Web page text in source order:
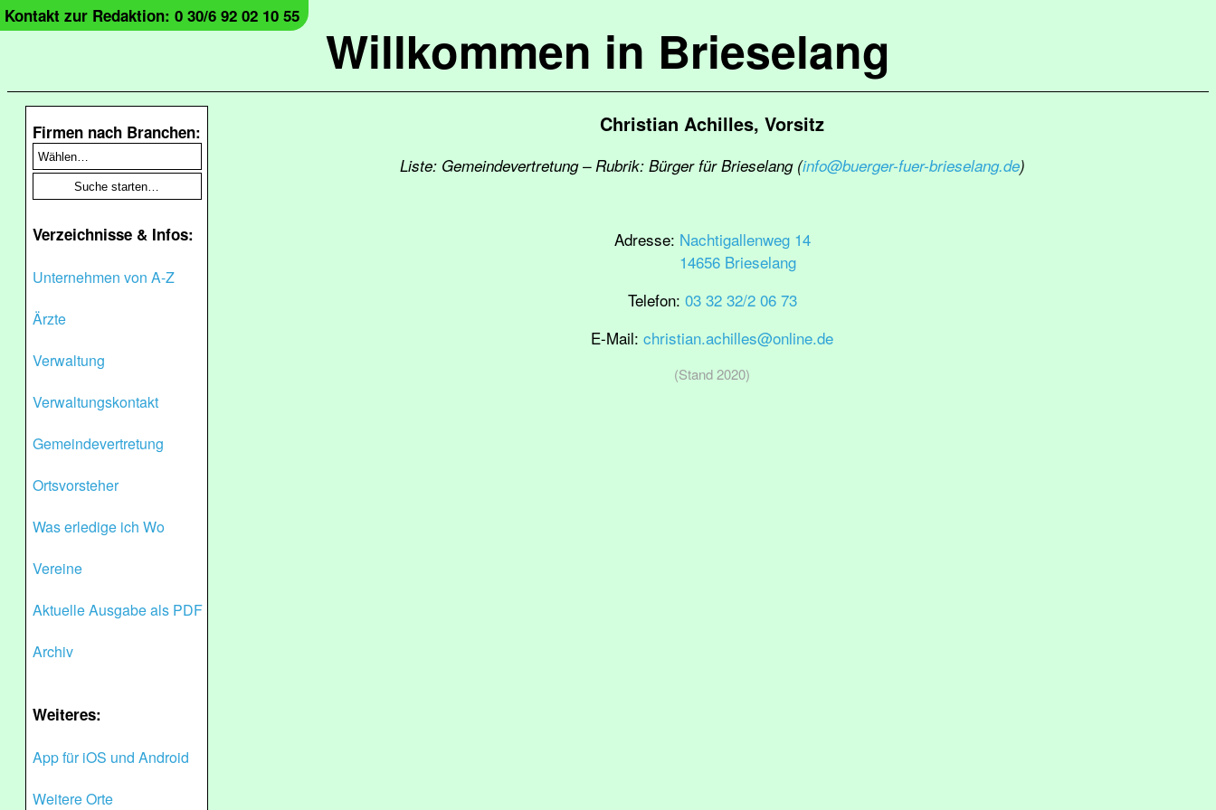
Willkommen in Brieselang
Kontakt zur Redaktion: 0 30/6 92 02 10 55
Firmen nach Branchen:
Verzeichnisse & Infos:
Unternehmen von A-Z
Ärzte
Verwaltung
Verwaltungskontakt
Gemeindevertretung
Ortsvorsteher
Was erledige ich Wo
Vereine
Aktuelle Ausgabe als PDF
Archiv
Weiteres:
App für iOS und Android
Weitere Orte
Christian Achilles, Vorsitz
Liste: Gemeindevertretung – Rubrik: Bürger für Brieselang (info@buerger-fuer-brieselang.de)
Adresse: Nachtigallenweg 14
14656 Brieselang
Telefon: 03 32 32/2 06 73
E-Mail: christian.achilles@online.de
(Stand 2020)